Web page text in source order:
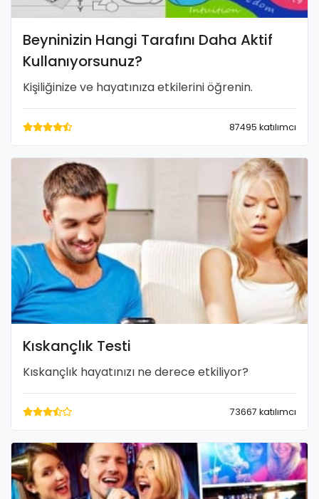
Beyninizin Hangi Tarafını Daha Aktif
Kullanıyorsunuz?
Kişiliğinize ve hayatınıza etkilerini öğrenin.
87495 katılımcı
Kıskançlık Testi
Kıskançlık hayatınızı ne derece etkiliyor?
73667 katılımcı